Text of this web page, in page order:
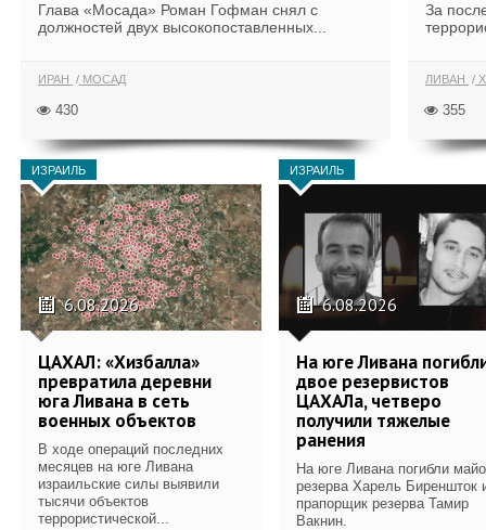
Глава «Мосада» Роман Гофман снял с
должностей двух высокопоставленных...
ИРАН МОСАД
430
За
ЛИВАН
355
ИЗРАИЛЬ
6.08.2026
ЦАХАЛ: «Хизбалла»
превратила деревни
юга Ливана в сеть
военных объектов
В ходе операций последних
месяцев на юге Ливана
израильские силы выявили
тысячи объектов
террористической...
ИЗРАИЛЬ
6.08.2026
На юге Ливана
двое резервистов
ЦАХАЛа, четверо
получили тяжелые
ранения
На юге Ливана погибли
резерва Харель Биреншток
прапорщик резерва Тамир
Вакнин.